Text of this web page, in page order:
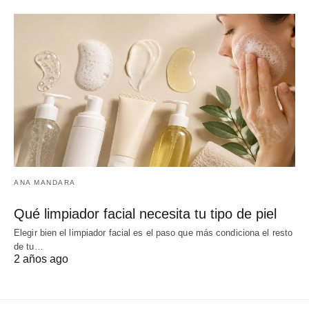
ANA MANDARA
Qué limpiador facial necesita tu tipo de piel
Elegir bien el limpiador facial es el paso que más condiciona el resto
de tu…
2 años ago